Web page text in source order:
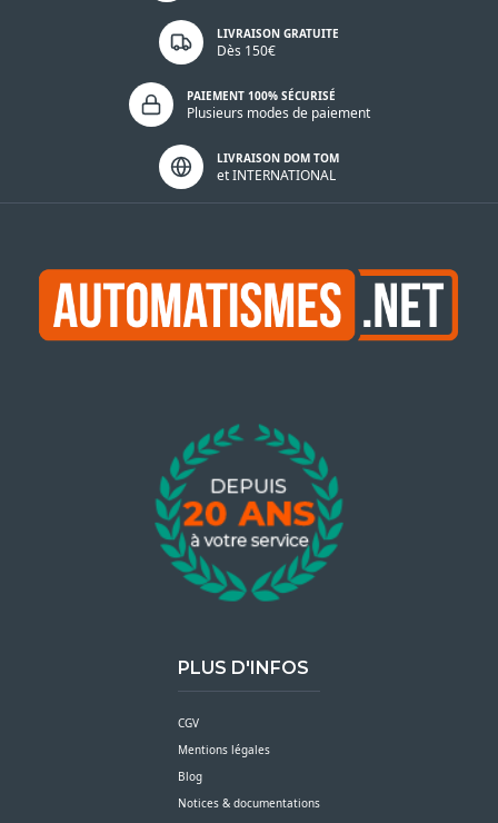
LIVRAISON GRATUITE
Dès 150€
PAIEMENT 100% SÉCURISÉ
Plusieurs modes de paiement
LIVRAISON DOM TOM
et INTERNATIONAL
PLUS D'INFOS
CGV
Mentions légales
Blog
Notices & documentations